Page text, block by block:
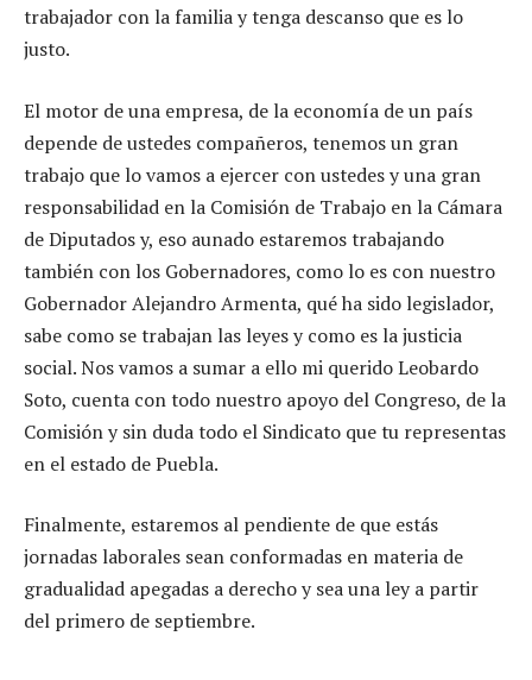
trabajador con la familia y tenga descanso que es lo
justo.
El motor de una empresa, de la economía de un país
depende de ustedes compañeros, tenemos un gran
trabajo que lo vamos a ejercer con ustedes y una gran
responsabilidad en la Comisión de Trabajo en la Cámara
de Diputados y, eso aunado estaremos trabajando
también con los Gobernadores, como lo es con nuestro
Gobernador Alejandro Armenta, qué ha sido legislador,
sabe como se trabajan las leyes y como es la justicia
social. Nos vamos a sumar a ello mi querido Leobardo
Soto, cuenta con todo nuestro apoyo del Congreso, de la
Comisión y sin duda todo el Sindicato que tu representas
en el estado de Puebla.
Finalmente, estaremos al pendiente de que estás
jornadas laborales sean conformadas en materia de
gradualidad apegadas a derecho y sea una ley a partir
del primero de septiembre.